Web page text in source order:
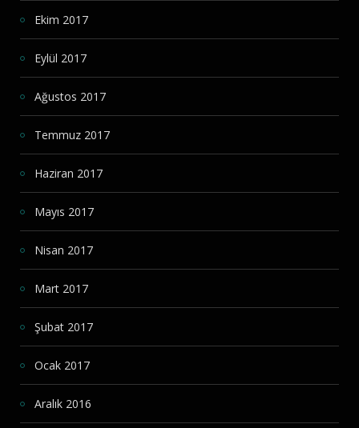
Ekim 2017
Eylül 2017
Ağustos 2017
Temmuz 2017
Haziran 2017
Mayıs 2017
Nisan 2017
Mart 2017
Şubat 2017
Ocak 2017
Aralık 2016